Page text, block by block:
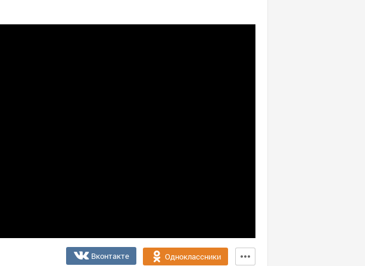
Вконтакте Одноклассники